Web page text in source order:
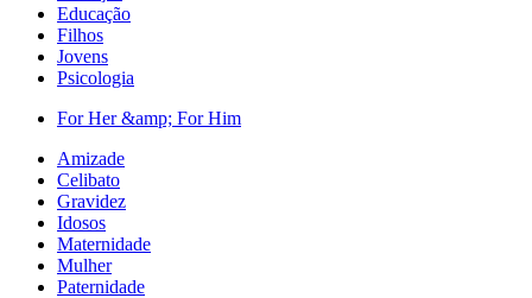
Educação
Filhos
Jovens
Psicologia
For Her &amp; For Him
Amizade
Celibato
Gravidez
Idosos
Maternidade
Mulher
Paternidade